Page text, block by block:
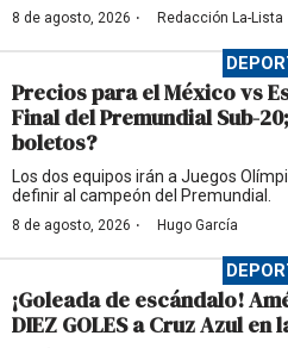
8 de agosto, 2026 · Redacción La-Lista
Precios para el México vs
Final del Premundial Sub-
boletos?
Los dos equipos irán a Juegos
definir al campeón del Premundial.
8 de agosto, 2026 · Hugo García
¡Goleada de escándalo!
DIEZ GOLES a Cruz Azul en